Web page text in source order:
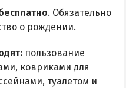
. Обязательно
о рождении.
пользование
ковриками для
туалетом и